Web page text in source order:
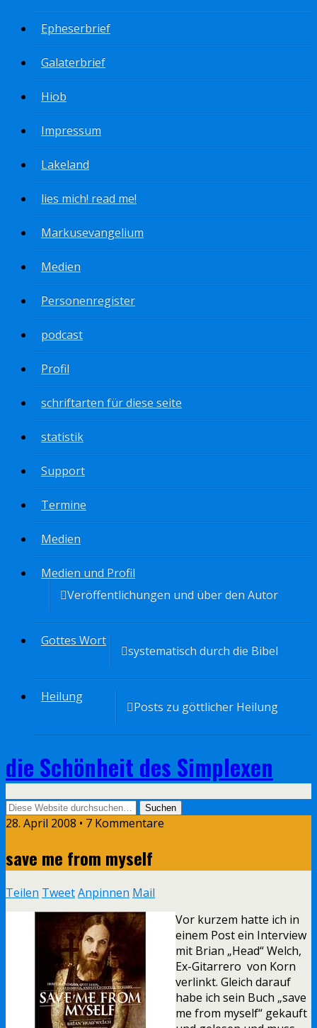
Epheserbrief
Galaterbrief
Hiob
Impressum
Lakeland
lies mich! read me!
Markusevangelium
Medien
Personenregister
podcast
Profil
schriftarten für diese seite
statistik
Support
Termine
Medien
Medien und Profil
Veröffentlichungen und über den Autor
Gottes Wort
systematisch durch die Bibel
Heilung
Posts zu göttlicher Heilung
die Schönheit des Simplexen
28. April 2008 • 7 Kommentare
save me from myself
Teilen TweetAnpinnen Mail
Vor kurzem hatte ich in
einem Post ein Interview
mit Brian „Head“ Welch,
Ex-Gitarrero von Korn
verlinkt. Gleich darauf
habe ich sein Buch „save
me from myself“ gekauft